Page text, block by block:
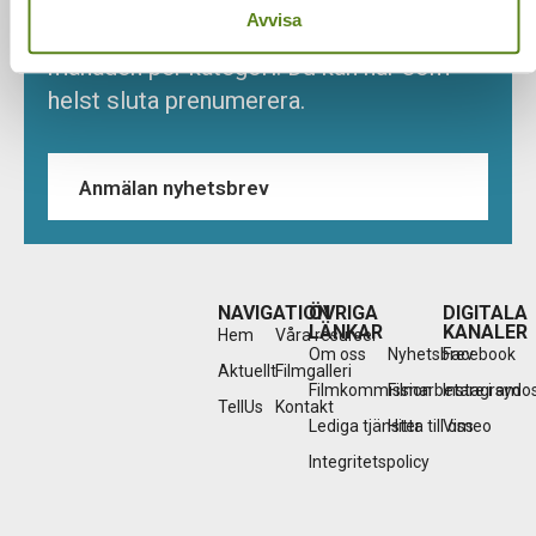
Avvisa
arrangörer. Det blir max. ett nyhetsbrev i
månaden per kategori. Du kan när som
helst sluta prenumerera.
Anmälan nyhetsbrev
NAVIGATION
Hem
Våra resurser
AktuelltFilmgalleri
TellUs
Kontakt
ÖVRIGA
LÄNKAR
Om oss
Nyhetsbrev
FilmkommissionFilmarbetare i
Lediga tjänsterHitta till oss
Integritetspolicy
DIGITALA
KANALER
Facebook
Instagram
Vimeo